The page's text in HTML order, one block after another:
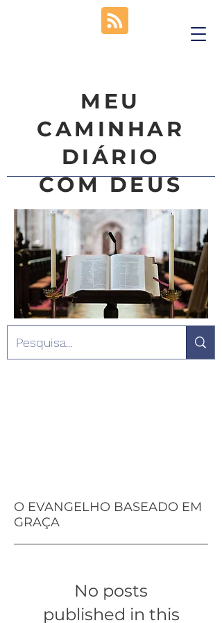
MEU
CAMINHAR
DIÁRIO
COM DEUS
O EVANGELHO BASEADO EM
GRAÇA
No posts
published in this